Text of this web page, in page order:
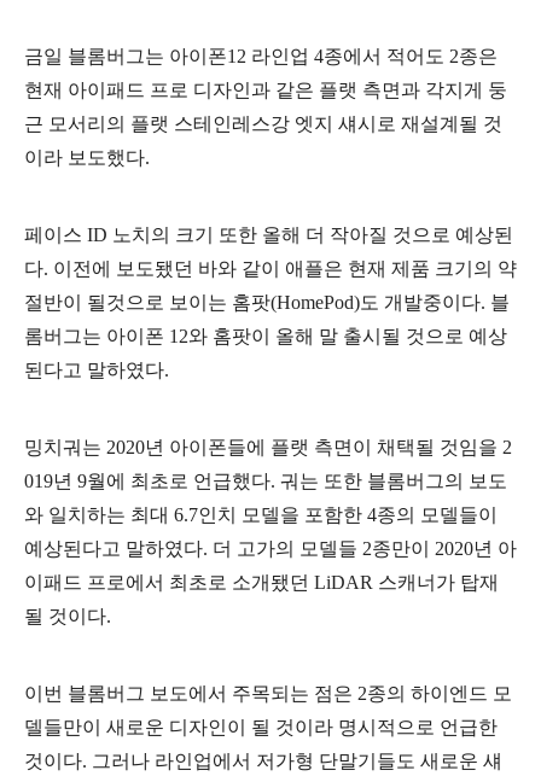
금일 블롬버그는 아이폰12 라인업 4종에서 적어도 2종은
현재 아이패드 프로 디자인과 같은 플랫 측면과 각지게 둥
근 모서리의 플랫 스테인레스강 엣지 섀시로 재설계될 것
이라 보도했다.
페이스 ID 노치의 크기 또한 올해 더 작아질 것으로 예상된
다. 이전에 보도됐던 바와 같이 애플은 현재 제품 크기의 약
절반이 될것으로 보이는 홈팟(HomePod)도 개발중이다. 블
롬버그는 아이폰 12와 홈팟이 올해 말 출시될 것으로 예상
된다고 말하였다.
밍치궈는 2020년 아이폰들에 플랫 측면이 채택될 것임을 2
019년 9월에 최초로 언급했다. 궈는 또한 블롬버그의 보도
와 일치하는 최대 6.7인치 모델을 포함한 4종의 모델들이
예상된다고 말하였다. 더 고가의 모델들 2종만이 2020년 아
이패드 프로에서 최초로 소개됐던 LiDAR 스캐너가 탑재
될 것이다.
이번 블롬버그 보도에서 주목되는 점은 2종의 하이엔드 모
델들만이 새로운 디자인이 될 것이라 명시적으로 언급한
것이다. 그러나 라인업에서 저가형 단말기들도 새로운 섀